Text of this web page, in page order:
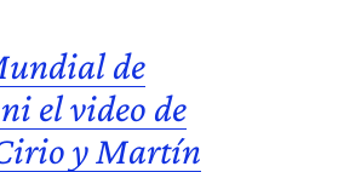
de
el video de
y Martín